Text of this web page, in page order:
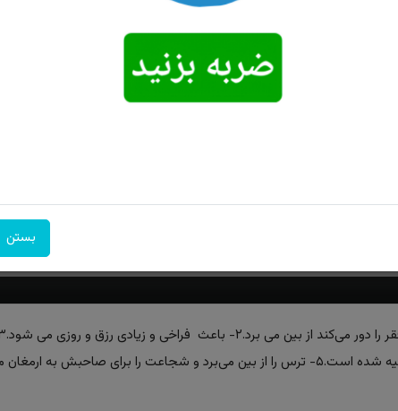
امکان پرداخت
در محل
بستن